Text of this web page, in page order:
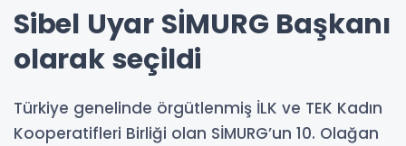
Sibel Uyar SİMURG Başkanı
olarak seçildi
Türkiye genelinde örgütlenmiş İLK ve TEK Kadın
Kooperatifleri Birliği olan SİMURG’un 10. Olağan